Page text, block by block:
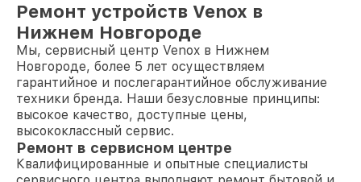
Ремонт устройств Venox в
Нижнем Новгороде
Мы, сервисный центр Venox в Нижнем
Новгороде, более 5 лет осуществляем
гарантийное и послегарантийное обслуживание
техники бренда. Наши безусловные принципы:
высокое качество, доступные цены,
высококлассный сервис.
Ремонт в сервисном центре
Квалифицированные и опытные специалисты